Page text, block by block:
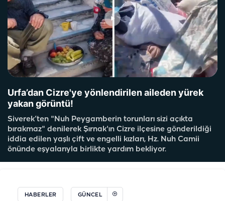
Urfa’dan Cizre'ye yönlendirilen aileden yürek
yakan görüntü!
Siverek’ten "Nuh Peygamberin torunları sizi açıkta
bırakmaz" denilerek Şırnak'ın Cizre ilçesine gönderildiği
iddia edilen yaşlı çift ve engelli kızları, Hz. Nuh Camii
önünde eşyalarıyla birlikte yardım bekliyor.
HABERLER GÜNCEL